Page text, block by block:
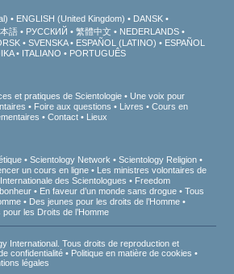
ENGLISH (United Kingdom)
DANSK
語 РУССКИЙ 繁體中文
NEDERLANDS
SVENSKA ESPAÑOL (LATINO)
ESPAÑOL
ITALIANO PORTUGUÊS
et pratiques de Scientologie
Une voix pour
Foire aux questions Livres
Cours en
Contact Lieux
Scientology Network
Scientology Religion
un cours en ligne
Les ministres volontaires de
des Scientologues
Freedom
En faveur d’un monde sans drogue
Tous
Des jeunes pour les droits de l’Homme
les Droits de l’Homme
International. Tous droits de reproduction et
confidentialité • Politique en matière de cookies •
légales